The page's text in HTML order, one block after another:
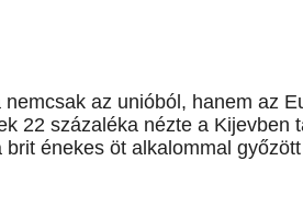
az unióból, hanem az
22 százaléka nézte a Kijevben
énekes öt alkalommal